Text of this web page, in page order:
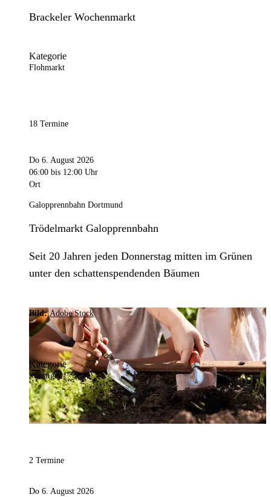
Brackeler Wochenmarkt
Kategorie
Flohmarkt
18 Termine
Do 6. August 2026
06:00 bis 12:00 Uhr
Ort
Galopprennbahn Dortmund
Trödelmarkt Galopprennbahn
Seit 20 Jahren jeden Donnerstag mitten im Grünen
unter den schattenspendenden Bäumen
Bild:Adobe Stock
Kategorie
Sonstiges
2 Termine
Do 6. August 2026